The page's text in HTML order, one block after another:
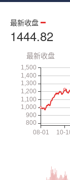
最新收盘
1444.82